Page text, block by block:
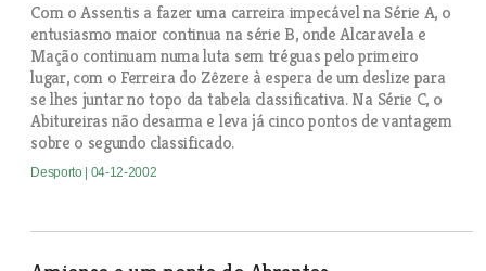
Com o Assentis a fazer uma carreira impecável na Série A, o
entusiasmo maior continua na série B, onde Alcaravela e
Mação continuam numa luta sem tréguas pelo primeiro
lugar, com o Ferreira do Zêzere à espera de um deslize para
se lhes juntar no topo da tabela classificativa. Na Série C, o
Abitureiras não desarma e leva já cinco pontos de vantagem
sobre o segundo classificado.
Desporto | 04-12-2002